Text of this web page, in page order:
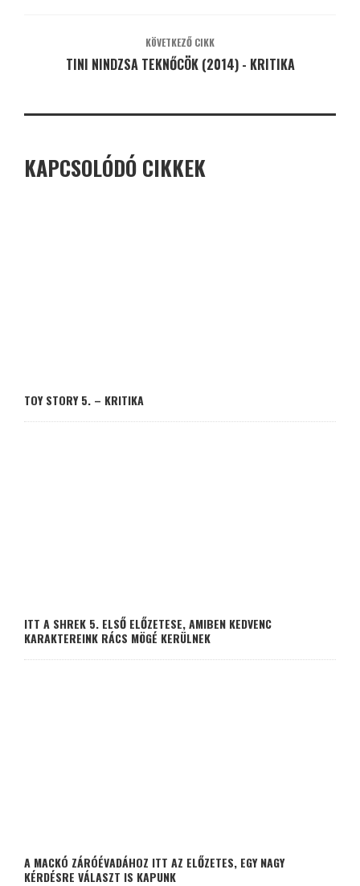
KÖVETKEZŐ CIKK
TINI NINDZSA TEKNŐCÖK (2014) - KRITIKA
KAPCSOLÓDÓ CIKKEK
TOY STORY 5. – KRITIKA
ITT A SHREK 5. ELSŐ ELŐZETESE, AMIBEN KEDVENC
KARAKTEREINK RÁCS MÖGÉ KERÜLNEK
A MACKÓ ZÁRÓÉVADÁHOZ ITT AZ ELŐZETES, EGY NAGY
KÉRDÉSRE VÁLASZT IS KAPUNK